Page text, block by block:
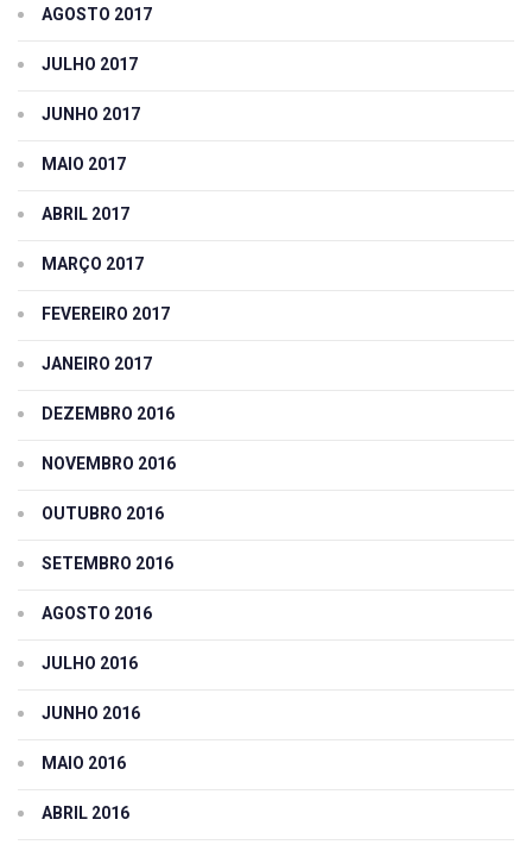
AGOSTO 2017
JULHO 2017
JUNHO 2017
MAIO 2017
ABRIL 2017
MARÇO 2017
FEVEREIRO 2017
JANEIRO 2017
DEZEMBRO 2016
NOVEMBRO 2016
OUTUBRO 2016
SETEMBRO 2016
AGOSTO 2016
JULHO 2016
JUNHO 2016
MAIO 2016
ABRIL 2016